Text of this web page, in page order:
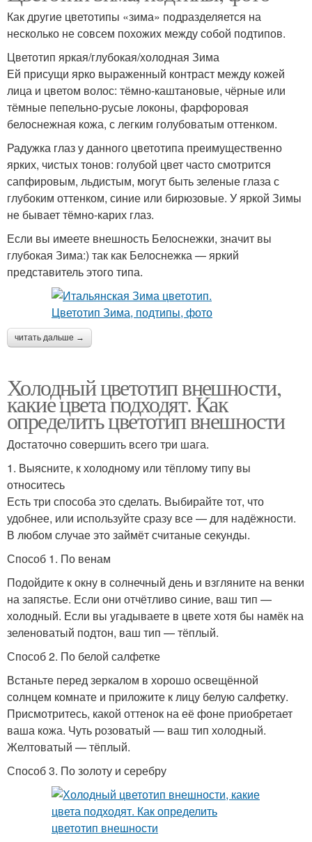
Как другие цветотипы «зима» подразделяется на
несколько не совсем похожих между собой подтипов.
Цветотип яркая/глубокая/холодная Зима
Ей присущи ярко выраженный контраст между кожей
лица и цветом волос: тёмно-каштановые, чёрные или
тёмные пепельно-русые локоны, фарфоровая
белоснежная кожа, с легким голубоватым оттенком.
Радужка глаз у данного цветотипа преимущественно
ярких, чистых тонов: голубой цвет часто смотрится
сапфировым, льдистым, могут быть зеленые глаза с
глубоким оттенком, синие или бирюзовые. У яркой Зимы
не бывает тёмно-карих глаз.
Если вы имеете внешность Белоснежки, значит вы
глубокая Зима:) так как Белоснежка — яркий
представитель этого типа.
читать дальше →
Холодный цветотип внешности,
какие цвета подходят. Как
определить цветотип внешности
Достаточно совершить всего три шага.
1. Выясните, к холодному или тёплому типу вы
относитесь
Есть три способа это сделать. Выбирайте тот, что
удобнее, или используйте сразу все — для надёжности.
В любом случае это займёт считаные секунды.
Способ 1. По венам
Подойдите к окну в солнечный день и взгляните на венки
на запястье. Если они отчётливо синие, ваш тип —
холодный. Если вы угадываете в цвете хотя бы намёк на
зеленоватый подтон, ваш тип — тёплый.
Способ 2. По белой салфетке
Встаньте перед зеркалом в хорошо освещённой
солнцем комнате и приложите к лицу белую салфетку.
Присмотритесь, какой оттенок на её фоне приобретает
ваша кожа. Чуть розоватый — ваш тип холодный.
Желтоватый — тёплый.
Способ 3. По золоту и серебру